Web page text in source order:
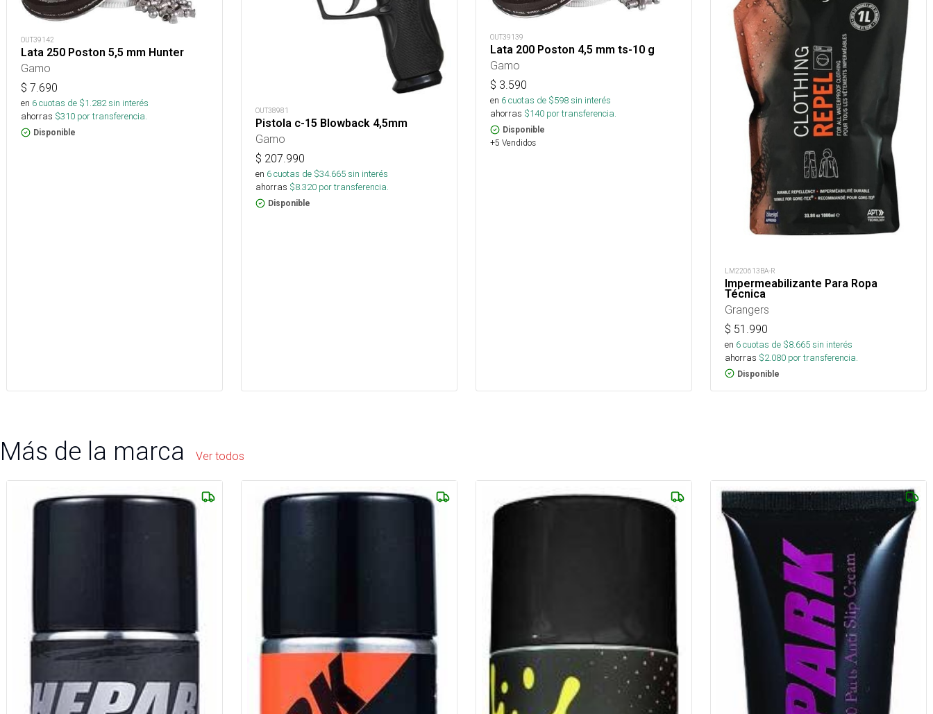
OUT39142
Lata 250 Poston 5,5 mm Hunter
Gamo
$ 7.690
en 6cuotas de $1.282sin interés
ahorras $310 por transferencia.
Disponible
OUT38981
Pistola c-15 Blowback 4,5mm
Gamo
$ 207.990
en 6cuotas de $34.665sin interés
ahorras $8.320 por transferencia.
Disponible
OUT39139
Lata 200 Poston 4,5 mm ts-10 g
Gamo
$ 3.590
en 6cuotas de $598sin interés
ahorras $140 por transferencia.
Disponible
+5 Vendidos
LM220613BA-R
Impermeabilizante Para Ropa
Técnica
Grangers
$ 51.990
en 6cuotas de $8.665sin interés
ahorras $2.080 por transferencia.
Disponible
Más de la marca Ver todos